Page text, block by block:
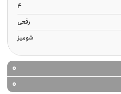
4
رقعی
شومیز
0
0